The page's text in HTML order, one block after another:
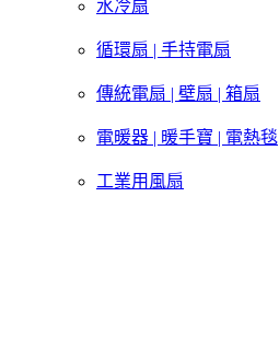
水冷扇
循環扇 | 手持電扇
傳統電扇 | 壁扇 | 箱扇
電暖器 | 暖手寶 | 電熱毯
工業用風扇